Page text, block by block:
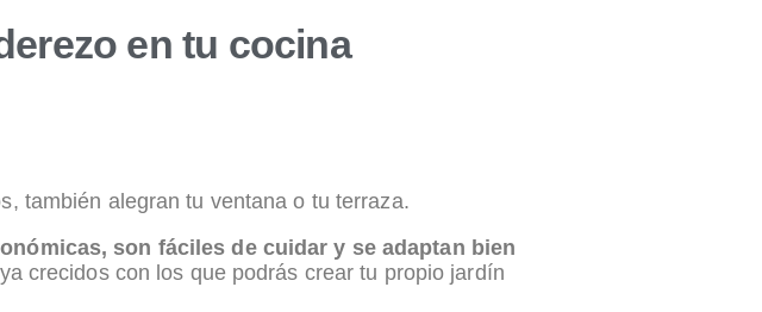
en tu cocina
también alegran tu ventana o tu terraza.
son fáciles de cuidar y se adaptan bien
crecidos con los que podrás crear tu propio jardín